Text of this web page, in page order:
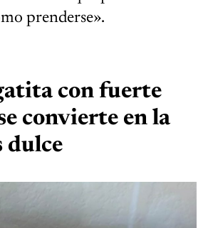
prenderse».
con fuerte
convierte en la
dulce